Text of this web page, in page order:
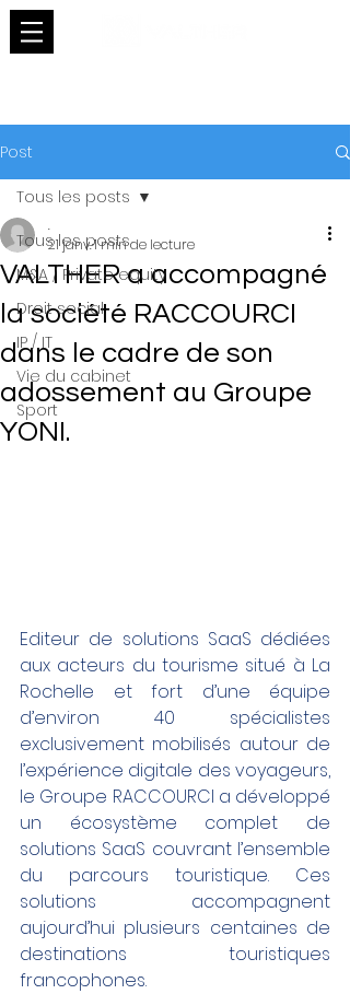
Post
Tous les posts
M&A / Private equity
Droit social
IP / IT
Vie du cabinet
Sport
Tous les posts
VALTHER a accompagné
la société RACCOURCI
dans le cadre de son
adossement au Groupe
YONI.
.
21 janv.1 min de lecture
Editeur de solutions SaaS dédiées
aux acteurs du tourisme situé à La
Rochelle et fort d’une équipe
d’environ 40 spécialistes
exclusivement mobilisés autour de
l’expérience digitale des voyageurs,
le Groupe RACCOURCI a développé
un écosystème complet de
solutions SaaS couvrant l’ensemble
du parcours touristique. Ces
solutions accompagnent
aujourd’hui plusieurs centaines de
destinations touristiques
francophones.